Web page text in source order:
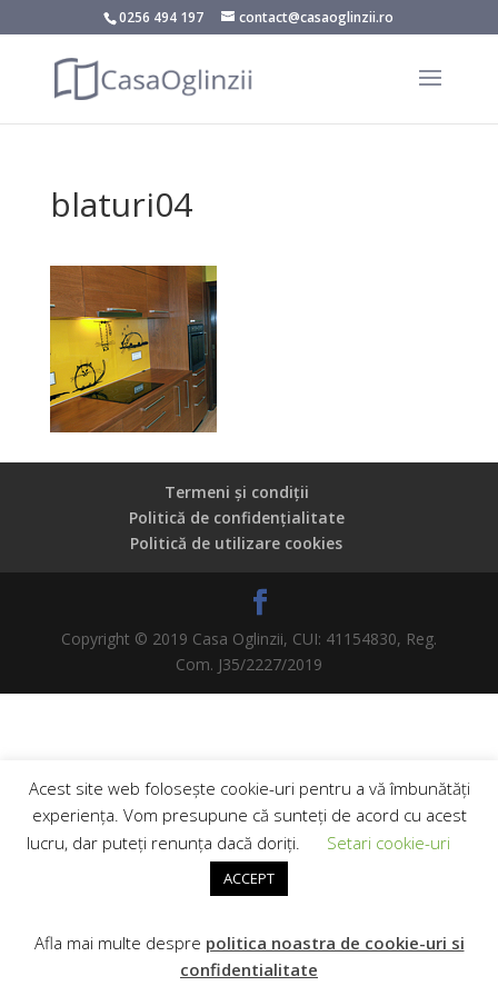
0256 494 197 contact@casaoglinzii.ro
blaturi04
Termeni și condiții
Politică de confidențialitate
Politică de utilizare cookies
Copyright © 2019 Casa Oglinzii, CUI: 41154830, Reg.
Com. J35/2227/2019
Acest site web folosește cookie-uri pentru a vă îmbunătăți
experiența. Vom presupune că sunteți de acord cu acest
lucru, dar puteți renunța dacă doriți.
Setari cookie-uri
ACCEPT
Afla mai multe despre politica noastra de cookie-uri si
confidentialitate